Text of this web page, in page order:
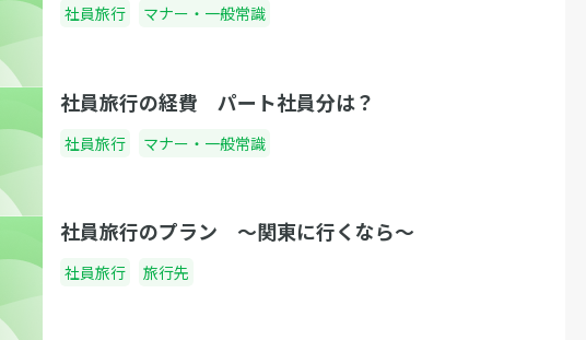
社員旅行 マナー・一般常識
社員旅行の経費 パート社員分は？
社員旅行 マナー・一般常識
社員旅行のプラン 〜関東に行くなら〜
社員旅行 旅行先